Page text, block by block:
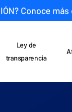
Conoce
Ley de
transparencia